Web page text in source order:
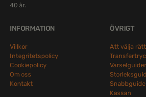
40 år.
INFORMATION
Villkor
Integritetspolicy
Cookiepolicy
Om oss
Kontakt
ÖVRIGT
Att välja rätt
Kassan